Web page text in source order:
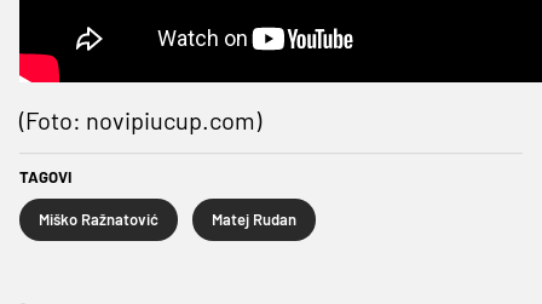
(Foto: novipiucup.com)
TAGOVI
Miško Ražnatović Matej Rudan